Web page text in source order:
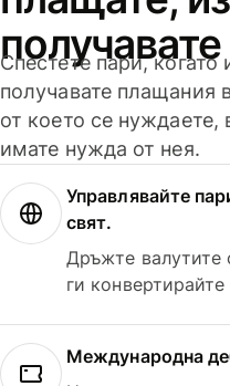
Спестете пари,
получавате плащания
от което се нуждаете,
имате нужда от нея.
Управлявайте
свят.
Дръжте валутите
ги
Международна